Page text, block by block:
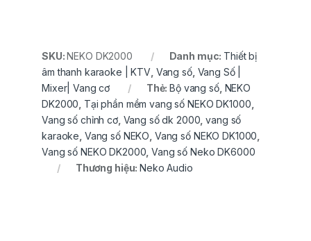
SKU:NEKO DK2000 Danh mục: Thiết bị
âm thanh karaoke | KTV Vang số, Vang Số |
Mixer| Vang cơ
Thẻ:Bộ vang số, NEKO
DK2000 Tại phần mềm vang số NEKO DK1000
Vang số chỉnh cơ, Vang số dk 2000 ,vang số
karaoke Vang số NEKO Vang số NEKO DK1000
Vang số NEKO DK2000 ,Vang số Neko DK6000
Thương hiệu:Neko Audio